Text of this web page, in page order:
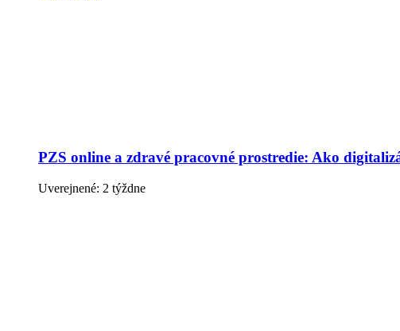
PZS online a zdravé pracovné prostredie: Ako
Uverejnené: 2 týždne